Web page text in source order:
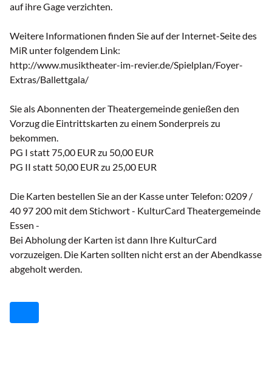
auf ihre Gage verzichten.
Weitere Informationen finden Sie auf der Internet-Seite des
MiR unter folgendem Link:
http://www.musiktheater-im-revier.de/Spielplan/Foyer-
Extras/Ballettgala/
Sie als Abonnenten der Theatergemeinde genießen den
Vorzug die Eintrittskarten zu einem Sonderpreis zu
bekommen.
PG I statt 75,00 EUR zu 50,00 EUR
PG II statt 50,00 EUR zu 25,00 EUR
Die Karten bestellen Sie an der Kasse unter Telefon: 0209 /
40 97 200 mit dem Stichwort - KulturCard Theatergemeinde
Essen -
Bei Abholung der Karten ist dann Ihre KulturCard
vorzuzeigen. Die Karten sollten nicht erst an der Abendkasse
abgeholt werden.